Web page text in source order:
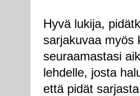
Hyvä lukija,
sarjakuvaa myös
seuraamastasi
lehdelle, josta
että pidät